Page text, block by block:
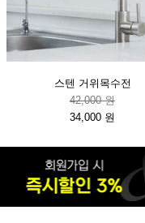
스텐 거위목수전
42,000 원
34,000 원